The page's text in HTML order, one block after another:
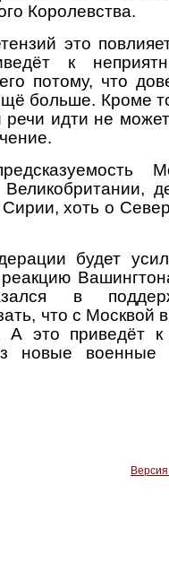
Королевства.
это
к
потому, что
больше. Кроме
речи идти не
хоть о
будет
в
что с Москвой
А это приведёт
новые военные